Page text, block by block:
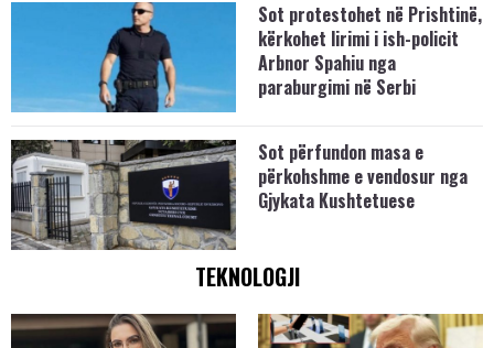
Sot protestohet në Prishtinë,
kërkohet lirimi i ish-policit
Arbnor Spahiu nga
paraburgimi në Serbi
Sot përfundon masa e
përkohshme e vendosur nga
Gjykata Kushtetuese
TEKNOLOGJI